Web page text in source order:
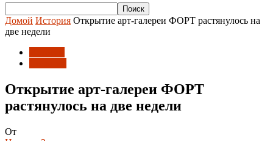
Домой История Открытие арт-галереи ФОРТ растянулось на
две недели
Открытие арт-галереи ФОРТ
растянулось на две недели
От